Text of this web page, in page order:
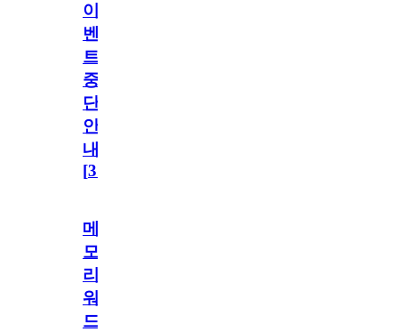
이
벤
트
중
단
안
내
[31
메
모
리
워
드